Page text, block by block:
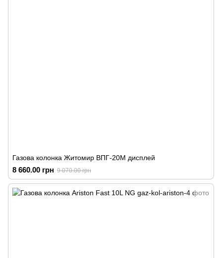
Газова колонка Житомир ВПГ-20М дисплей
8 660.00 грн 9 070.00 грн